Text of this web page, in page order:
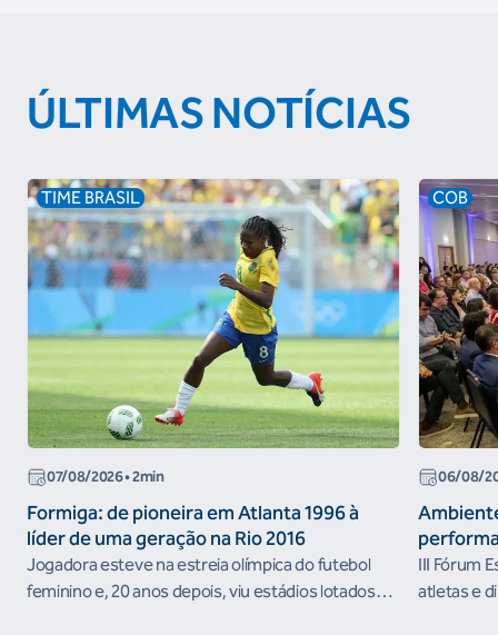
ÚLTIMAS NOTÍCIAS
TIME BRASIL
07/08/2026• 2min
Formiga: de pioneira em Atlanta 1996 à
líder de uma geração na Rio 2016
Jogadora esteve na estreia olímpica do futebol
feminino e, 20 anos depois, viu estádios lotados
COB
06/08/
III Fórum
atletas e